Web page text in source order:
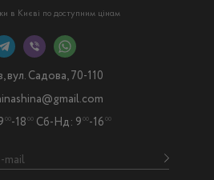
в Києві по доступним цінам
вул. Садова, 70-110
00-18 00 Сб-Нд: 9 00-16 00